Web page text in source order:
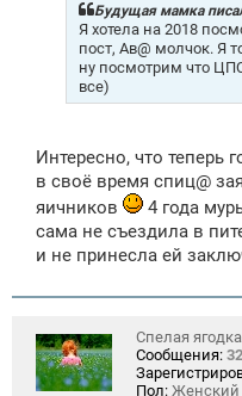
Будущая мамка
Я хотела на 2018
пост, Ав@ молчок. Я
ну посмотрим что
все)
Интересно, что теперь
в своё время спиц@
яичников
4 года
сама не съездила в
и не принесла ей
Спелая ягодка
Сообщения:
Пол: Женский